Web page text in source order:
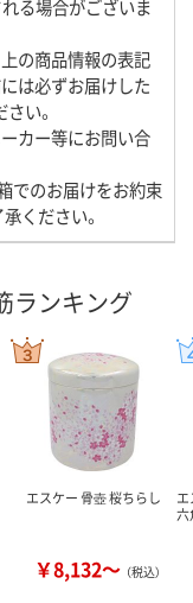
れる場合がございま
の商品情報の表記
は必ずお届けした
い。
カー等にお問い合
でのお届けをお約束
ください。
ランキング
エスケー 骨壺 桜ちらし
￥8,132～ （税込）
六